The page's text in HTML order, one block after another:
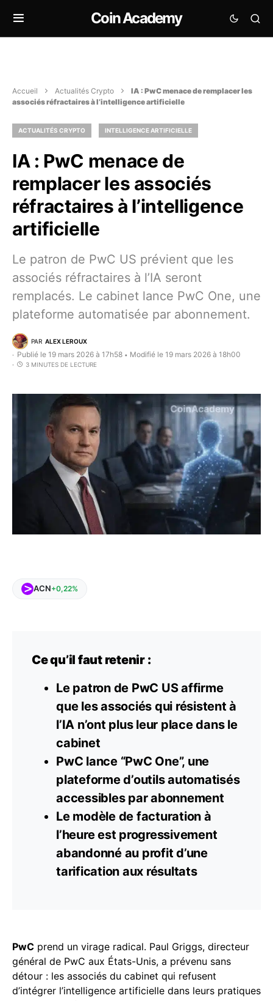
Coin Academy
Accueil Actualités Crypto
IA : PwC menace de remplacer les
associés réfractaires à l’intelligence artificielle
ACTUALITÉS CRYPTO INTELLIGENCE ARTIFICIELLE
IA : PwC menace de
remplacer les associés
réfractaires à l’intelligence
artificielle
Le patron de PwC US prévient que les
associés réfractaires à l’IA seront
remplacés. Le cabinet lance PwC One, une
plateforme automatisée par abonnement.
PAR ALEX LEROUX
Publié le 19 mars 2026 à 17h58 • Modifié le 19 mars 2026 à 18h00
3 MINUTES DE LECTURE
ACN+0,22%
Ce qu’il faut retenir :
Le patron de PwC US affirme
que les associés qui résistent à
l’IA n’ont plus leur place dans le
cabinet
PwC lance “PwC One”, une
plateforme d’outils automatisés
accessibles par abonnement
Le modèle de facturation à
l’heure est progressivement
abandonné au profit d’une
tarification aux résultats
PwC prend un virage radical. Paul Griggs, directeur
général de PwC aux États-Unis, a prévenu sans
détour : les associés du cabinet qui refusent
d’intégrer l’intelligence artificielle dans leurs pratiques